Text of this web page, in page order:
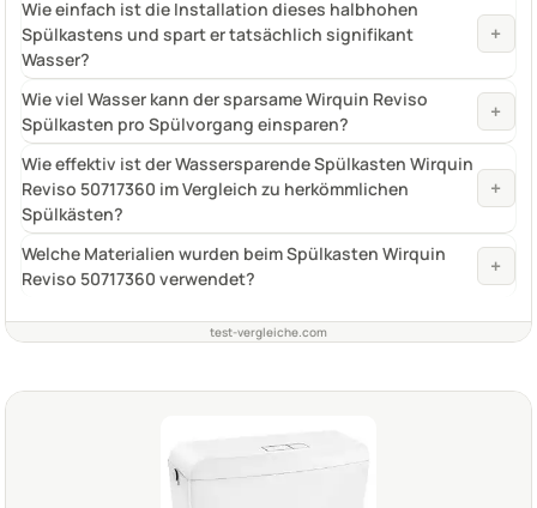
Wie einfach ist die Installation dieses halbhohen
Spülkastens und spart er tatsächlich signifikant
Wasser?
+
Wie viel Wasser kann der sparsame Wirquin Reviso
Spülkasten pro Spülvorgang einsparen?
+
Wie effektiv ist der Wassersparende Spülkasten Wirquin
Reviso 50717360 im Vergleich zu herkömmlichen
Spülkästen?
+
Welche Materialien wurden beim Spülkasten Wirquin
Reviso 50717360 verwendet?
+
test-vergleiche.com